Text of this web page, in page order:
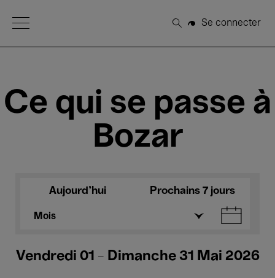
Open Menu
Rechercher
Se connecter
Ce qui se passe à
Bozar
Aujourd'hui Prochains 7 jours
Mois
Vendredi 01 - Dimanche 31 Mai 2026